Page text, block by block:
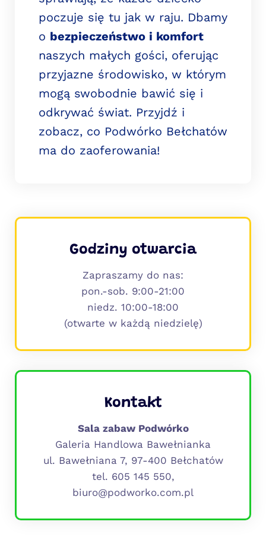
poczuje się tu jak w raju. Dbamy
o bezpieczeństwo i komfort
naszych małych gości, oferując
przyjazne środowisko, w którym
mogą swobodnie bawić się i
odkrywać świat. Przyjdź i
zobacz, co Podwórko Bełchatów
ma do zaoferowania!
Godziny otwarcia
Zapraszamy do nas:
pon.-sob. 9:00-21:00
niedz. 10:00-18:00
(otwarte w każdą niedzielę)
Kontakt
Sala zabaw Podwórko
Galeria Handlowa Bawełnianka
ul. Bawełniana 7, 97-400 Bełchatów
tel. 605 145 550,
biuro@podworko.com.pl